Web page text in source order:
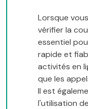
Lorsque
vérifier la
essentiel
rapide et
activités en
que les
Il est
l'utilisation